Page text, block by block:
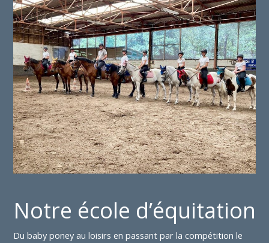
Notre école d’équitation
Du baby poney au loisirs en passant par la compétition le